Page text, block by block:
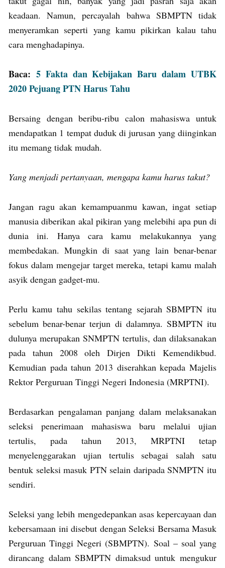
keadaan. Namun, percayalah bahwa SBMPTN tidak
menyeramkan seperti yang kamu pikirkan kalau tahu
cara menghadapinya.
Baca: 5 Fakta dan Kebijakan Baru dalam UTBK
2020 Pejuang PTN Harus Tahu
Bersaing dengan beribu-ribu calon mahasiswa untuk
mendapatkan 1 tempat duduk di jurusan yang diinginkan
itu memang tidak mudah.
Yang menjadi pertanyaan, mengapa kamu harus takut?
Jangan ragu akan kemampuanmu kawan, ingat setiap
manusia diberikan akal pikiran yang melebihi apa pun di
dunia ini. Hanya cara kamu melakukannya yang
membedakan. Mungkin di saat yang lain benar-benar
fokus dalam mengejar target mereka, tetapi kamu malah
asyik dengan gadget-mu.
Perlu kamu tahu sekilas tentang sejarah SBMPTN itu
sebelum benar-benar terjun di dalamnya. SBMPTN itu
dulunya merupakan SNMPTN tertulis, dan dilaksanakan
pada tahun 2008 oleh Dirjen Dikti Kemendikbud.
Kemudian pada tahun 2013 diserahkan kepada Majelis
Rektor Perguruan Tinggi Negeri Indonesia (MRPTNI).
Berdasarkan pengalaman panjang dalam melaksanakan
seleksi penerimaan mahasiswa baru melalui ujian
tertulis, pada tahun 2013, MRPTNI tetap
menyelenggarakan ujian tertulis sebagai salah satu
bentuk seleksi masuk PTN selain daripada SNMPTN itu
sendiri.
Seleksi yang lebih mengedepankan asas kepercayaan dan
kebersamaan ini disebut dengan Seleksi Bersama Masuk
Perguruan Tinggi Negeri (SBMPTN). Soal – soal yang
dirancang dalam SBMPTN dimaksud untuk mengukur